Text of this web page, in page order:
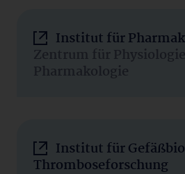
Institut für
Zentrum für
Pharmakologie
Institut für
Thromboseforschung